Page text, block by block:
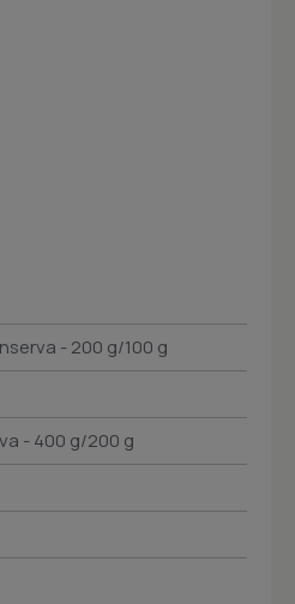
- 200 g/100 g
- 400 g/200 g